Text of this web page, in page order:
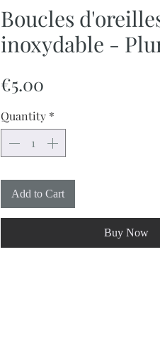
Boucles
inoxydable -
€5.00
Quantity *
Add to Cart
Buy Now